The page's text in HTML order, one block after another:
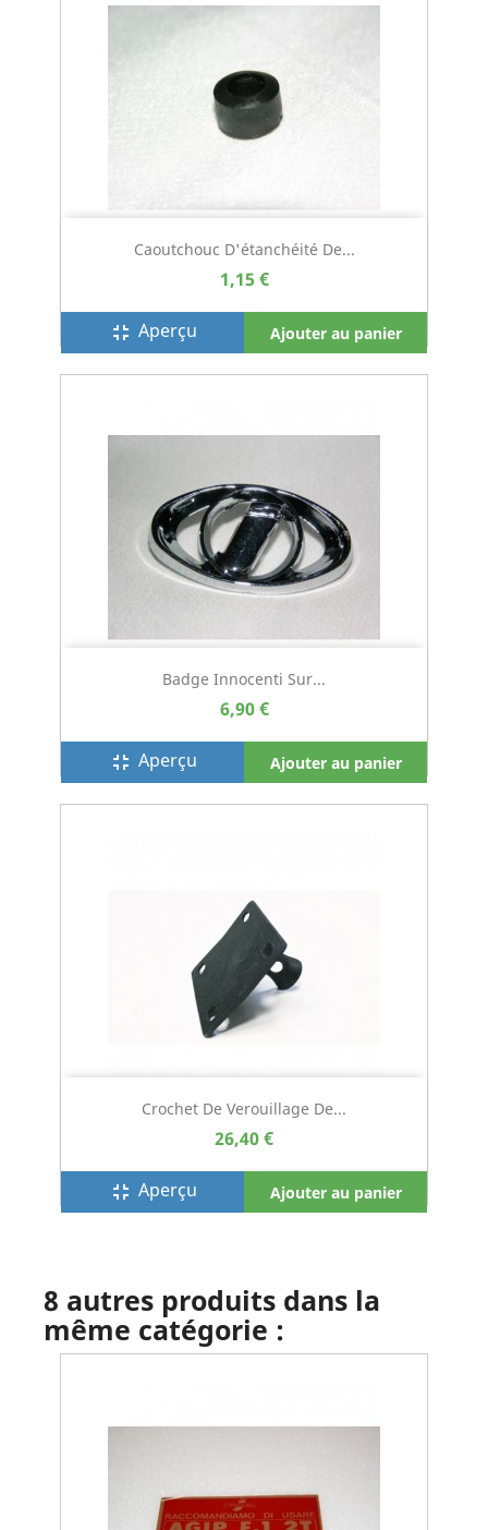
Caoutchouc D'étanchéité De...
1,15 €
fullscreen_exit Aperçu Ajouter au panier
Badge Innocenti Sur...
6,90 €
fullscreen_exit Aperçu Ajouter au panier
Crochet De Verouillage De...
26,40 €
fullscreen_exit Aperçu Ajouter au panier
8 autres produits dans la
même catégorie :